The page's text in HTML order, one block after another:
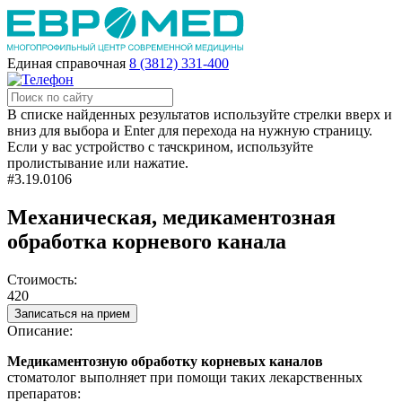
Единая справочная 8 (3812) 331-400
В списке найденных результатов используйте стрелки вверх и
вниз для выбора и Enter для перехода на нужную страницу.
Если у вас устройство с тачскрином, используйте
пролистывание или нажатие.
#3.19.0106
Механическая, медикаментозная
обработка корневого канала
Стоимость:
420
Записаться на прием
Описание:
Медикаментозную обработку корневых каналов
стоматолог выполняет при помощи таких лекарственных
препаратов: